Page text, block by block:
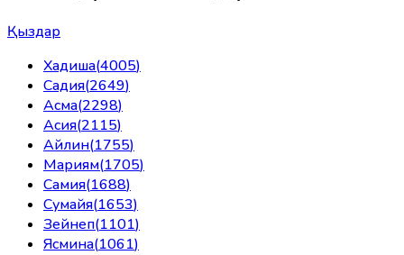
Қыздар
Хадиша(4005)
Садия(2649)
Асма(2298)
Асия(2115)
Айлин(1755)
Мариям(1705)
Самия(1688)
Сумайя(1653)
Зейнеп(1101)
Ясмина(1061)